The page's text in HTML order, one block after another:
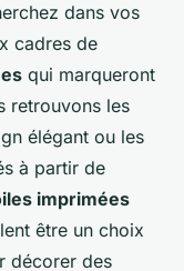
dans vos
cadres de
qui marqueront
retrouvons les
élégant ou les
à partir de
imprimées
être un choix
décorer des